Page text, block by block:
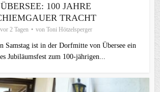
ÜBERSEE: 100 JAHRE
TRACHT
vor 2 Tagen von Toni Hötzelsperger
Samstag ist in der Dorfmitte von Übersee ein
Jubiläumsfest zum 100-jährigen...